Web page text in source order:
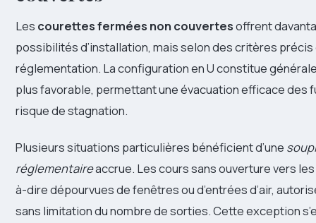
Les courettes fermées non couvertesoffrent
possibilités d’installation, mais selon des critères
réglementation. La configuration en U constitue
plus favorable, permettant une évacuation efficace des
risque de stagnation.
Plusieurs situations particulières bénéficient d’une
réglementaireaccrue. Les cours sans ouverture vers
à-dire dépourvues de fenêtres ou d’entrées d’air,
sans limitation du nombre de sorties. Cette exception